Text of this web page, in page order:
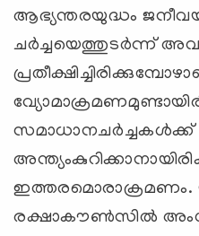
ആഭ്യന്തരയുദ്ധം
ചര്‍ച്ചയെത്തുടര്‍ന്ന്
സമാധാനചര്‍ച്ചകള്‍ക്ക്
രക്ഷാകൗണ്‍സില്‍